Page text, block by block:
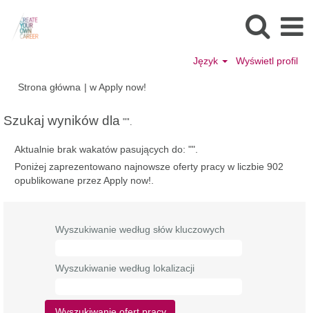
Język Wyświetl profil
Strona główna | w Apply now!
Szukaj wyników dla "".
Aktualnie brak wakatów pasujących do: "".
Poniżej zaprezentowano najnowsze oferty pracy w liczbie 902
opublikowane przez Apply now!.
Wyszukiwanie według słów kluczowych
Wyszukiwanie według lokalizacji